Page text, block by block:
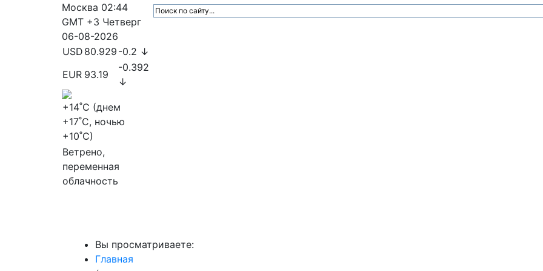
Москва 02:44
GMT +3 Четверг
06-08-2026
USD 80.929 -0.2 ↓
EUR 93.19
-0.392
↓
+14˚C (днем
+17˚C, ночью
+10˚C)
Ветрено,
переменная
облачность
Вы просматриваете:
Главная